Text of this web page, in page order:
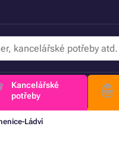
Kancelářské
potřeby
Ládví